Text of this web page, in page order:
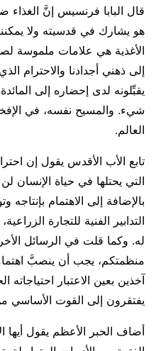
قال البابا فرنسيس إنَّ الغذاء
هو يشارك في قدسيته ولا
الأغذية هي علامات ملموسة
إلى ذهني أجدادنا والاحترام
يقبِّلونه لدى إحضاره إلى
شيء. والمسيح نفسه، في
العالم.
تابع الأب الأقدس يقول إن
التي يحتلها في حياة الإنسان لن
بالإضافة إلى الاهتمام
التدابير الفنية للتجارة
له. وكما قلت في الرسائل
منظمتكم، يجب أن ينصبَّ
آخذين بعين الاعتبار احتياجاته
يفتقرون إلى القوت الأساسي
أضاف الحبر الأعظم يقول أيها